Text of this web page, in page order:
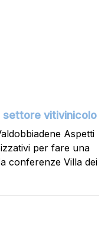
settore vitivinicolo
Aspetti
per fare una
conferenze Villa dei